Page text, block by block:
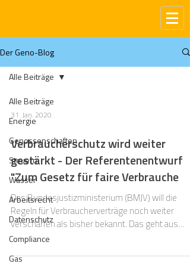
Der Geno-Blog
Alle Beiträge
Energie
Genossenschaften
Steuern
Wasser
Arbeitsrecht
Datenschutz
Compliance
Gas
Alle Beiträge
31. Jan. 2020
Verbraucherschutz wird weiter
gestärkt - Der Referentenentwurf
"Zum Gesetz für faire Verbrauche
Das Bundesjustizministerium (BMJV) will die
Regeln für Verbraucherverträge noch weiter
verschärfen als bisher bekannt. Das geht aus
dem...